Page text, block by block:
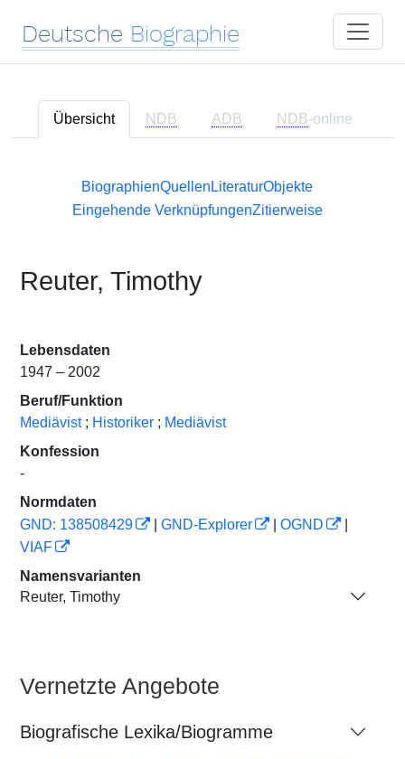
Deutsche Biographie
Übersicht NDB ADB NDB-online
BiographienQuellen LiteraturObjekte
Eingehende VerknüpfungenZitierweise
Reuter, Timothy
Lebensdaten
1947 – 2002
Beruf/Funktion
Mediävist ; Historiker ; Mediävist
Konfession
-
Normdaten
GND: 138508429
GND-Explorer OGND
VIAF
Namensvarianten
Reuter, Timothy
Vernetzte Angebote
Biografische Lexika/Biogramme